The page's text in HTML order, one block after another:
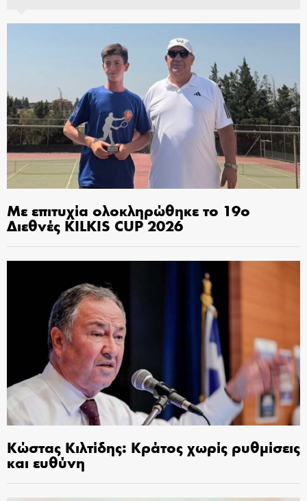
Με επιτυχία ολοκληρώθηκε το 19ο
Διεθνές KILKIS CUP 2026
Κώστας Κιλτίδης: Κράτος χωρίς ρυθμίσεις
και ευθύνη